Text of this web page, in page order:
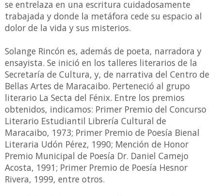
se entrelaza en una escritura cuidadosamente
trabajada y donde la metáfora cede su espacio al
dolor de la vida y sus misterios.
Solange Rincón es, además de poeta, narradora y
ensayista. Se inició en los talleres literarios de la
Secretaría de Cultura, y, de narrativa del Centro de
Bellas Artes de Maracaibo. Perteneció al grupo
literario La Secta del Fénix. Entre los premios
obtenidos, indicamos: Primer Premio del Concurso
Literario Estudiantil Librería Cultural de
Maracaibo, 1973; Primer Premio de Poesía Bienal
Literaria Udón Pérez, 1990; Mención de Honor
Premio Municipal de Poesía Dr. Daniel Camejo
Acosta, 1991; Primer Premio de Poesía Hesnor
Rivera, 1999, entre otros.